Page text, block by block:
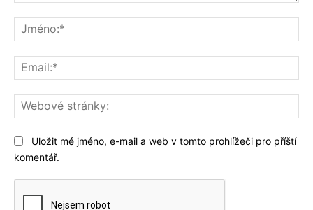
Uložit mé jméno, e-mail a web v tomto prohlížeči pro příští
komentář.